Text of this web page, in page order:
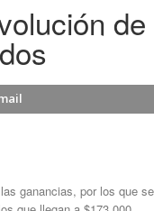
ganancias, por los que